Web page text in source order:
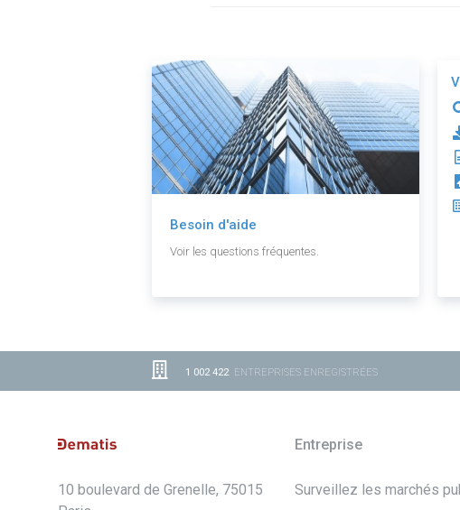
Besoin d'aide
Voir les questions fréquentes.
1 002 422ENTREPRISES ENREGISTRÉES
10 boulevard de Grenelle, 75015
Entreprise
Surveillez les marchés